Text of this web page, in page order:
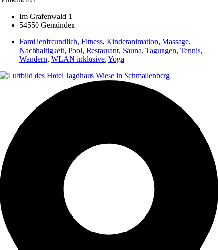
Im Grafenwald 1
54550 Gemünden
Familienfreundlich, Fitness, Kinderanimation, Massage,
Nachhaltigkeit, Pool, Restaurant, Sauna, Tagungen, Tennis,
Wandern, WLAN inklusive, Yoga